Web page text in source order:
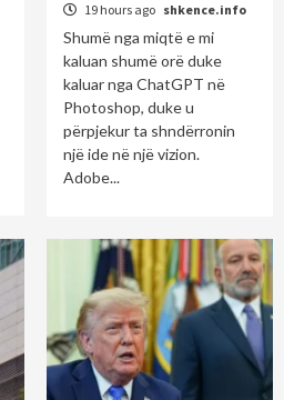
19 hours ago shkence.info
Shumë nga miqtë e mi
kaluan shumë orë duke
kaluar nga ChatGPT në
Photoshop, duke u
përpjekur ta shndërronin
një ide në një vizion.
Adobe...